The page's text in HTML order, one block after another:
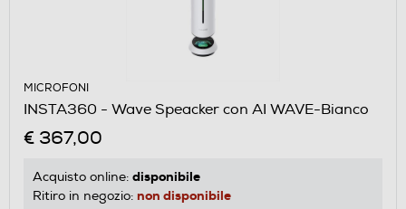
MICROFONI
INSTA360 - Wave Speacker con AI WAVE-Bianco
€ 367,00
Acquisto online: disponibile
Ritiro in negozio: non disponibile